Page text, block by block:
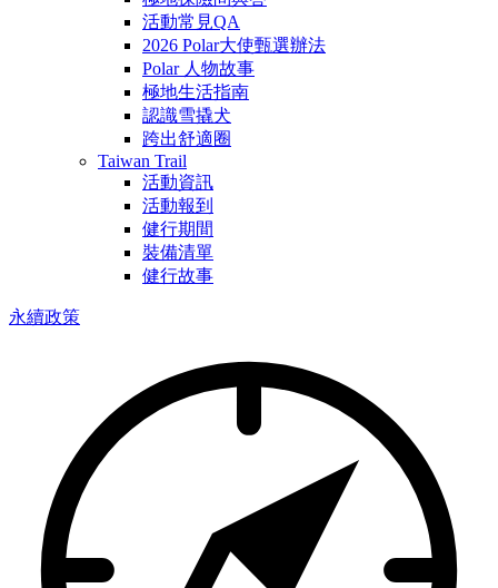
活動常見QA
2026 Polar大使甄選辦法
Polar 人物故事
極地生活指南
認識雪撬犬
跨出舒適圈
Taiwan Trail
活動資訊
活動報到
健行期間
裝備清單
健行故事
永續政策